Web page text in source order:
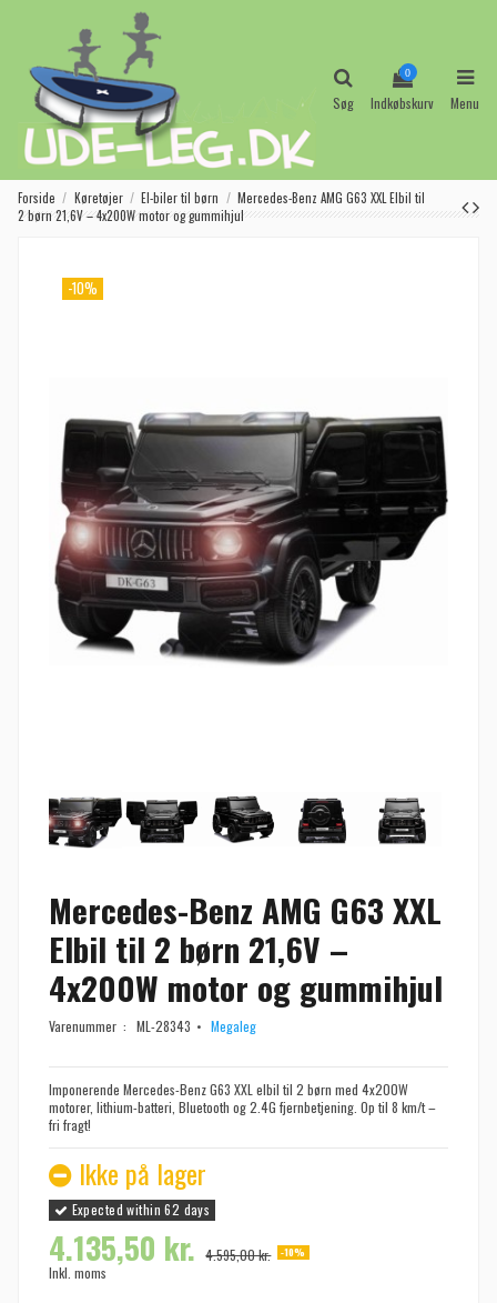
Søg
0
Indkøbskurv Menu
Forside Køretøjer El-biler til børn
Mercedes-Benz AMG G63 XXL Elbil til
2 børn 21,6V – 4x200W motor og gummihjul
-10%
Mercedes-Benz AMG G63 XXL
Elbil til 2 børn 21,6V –
4x200W motor og gummihjul
Varenummer : ML-28343 Megaleg
Imponerende Mercedes-Benz G63 XXL elbil til 2 børn med 4x200W
motorer, lithium-batteri, Bluetooth og 2.4G fjernbetjening. Op til 8 km/t –
fri fragt!
Ikke på lager
Expected within 62 days
4.135,50 kr. 4.595,00 kr. -10%
Inkl. moms